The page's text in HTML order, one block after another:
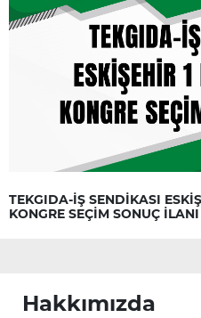
TEKGIDA-İŞ SENDİKASI
KONGRE SEÇİM SONUÇ İLANI
Hakkımızda